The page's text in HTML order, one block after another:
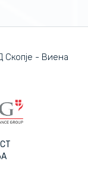
- Виена